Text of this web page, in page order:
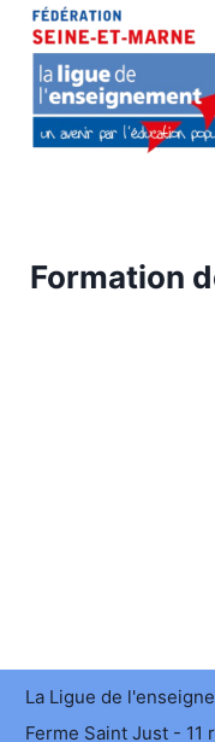
Aller
contenu
Formation
La Ligue de
Ferme Saint Just - 11